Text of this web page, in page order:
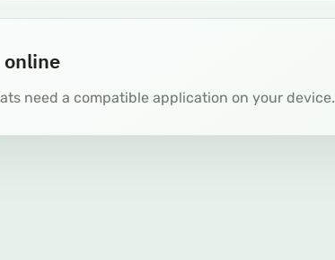
need a compatible application on your device.